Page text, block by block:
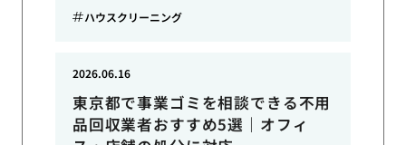
ハウスクリーニング
東京都で事業ゴミを相談できる不用
品回収業者おすすめ5選｜オフィ
2026.06.16